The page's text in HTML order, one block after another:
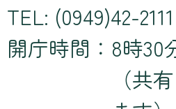
TEL: (0949)42-2111
開庁時間： 8時30
（共